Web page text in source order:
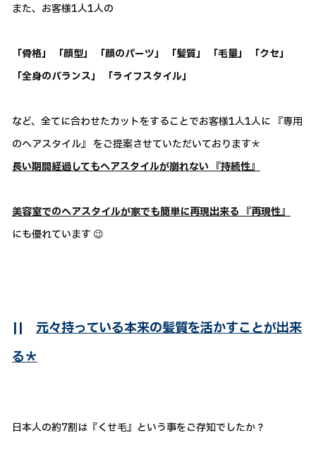
また、お客様1人1人の
「骨格」 「顔型」 「顔のパーツ」 「髪質」 「毛量」 「クセ」
「全身のバランス」 「ライフスタイル」
など、全てに合わせたカットをすることでお客様1人1人に 『専用
のヘアスタイル』 をご提案させていただいております＊
長い期間経過してもヘアスタイルが崩れない 『持続性』
美容室でのヘアスタイルが家でも簡単に再現出来る 『再現性』
にも優れています 😉
|| 元々持っている本来の髪質を活かすことが出来
る＊
日本人の約7割は『くせ毛』という事をご存知でしたか？